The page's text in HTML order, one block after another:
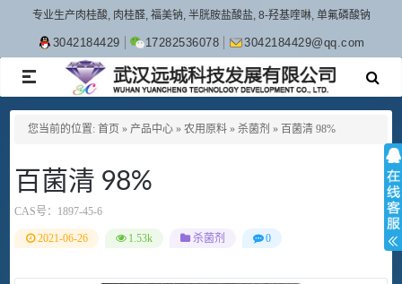
专业生产肉桂酸, 肉桂醛, 福美钠, 半胱胺盐酸盐, 8-羟基喹啉, 单氟磷酸钠
3042184429 17282536078 3042184429@qq.com
TOGGLE
NAVIGATION
您当前的位置: 首页 » 产品中心 » 农用原料 » 杀菌剂 » 百菌清 98%
百菌清 98%
CAS号： 1897-45-6
2021-06-26 1.53k 杀菌剂 0